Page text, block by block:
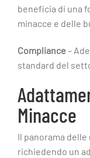
beneficia di una
minacce e delle
Compliance –
standard del
Minacce
Il panorama
richiedendo un